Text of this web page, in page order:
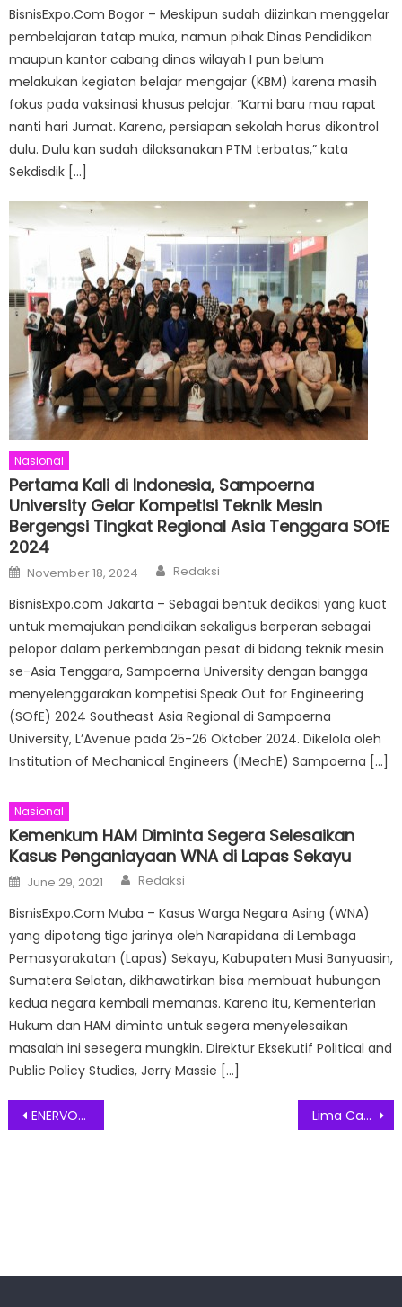
BisnisExpo.Com Bogor – Meskipun sudah diizinkan menggelar
pembelajaran tatap muka, namun pihak Dinas Pendidikan
maupun kantor cabang dinas wilayah I pun belum
melakukan kegiatan belajar mengajar (KBM) karena masih
fokus pada vaksinasi khusus pelajar. “Kami baru mau rapat
nanti hari Jumat. Karena, persiapan sekolah harus dikontrol
dulu. Dulu kan sudah dilaksanakan PTM terbatas,” kata
Sekdisdik […]
Nasional
Pertama Kali di Indonesia, Sampoerna
University Gelar Kompetisi Teknik Mesin
Bergengsi Tingkat Regional Asia Tenggara SOfE
2024
Posted
on
November 18, 2024 Author
Redaksi
BisnisExpo.com Jakarta – Sebagai bentuk dedikasi yang kuat
untuk memajukan pendidikan sekaligus berperan sebagai
pelopor dalam perkembangan pesat di bidang teknik mesin
se-Asia Tenggara, Sampoerna University dengan bangga
menyelenggarakan kompetisi Speak Out for Engineering
(SOfE) 2024 Southeast Asia Regional di Sampoerna
University, L’Avenue pada 25-26 Oktober 2024. Dikelola oleh
Institution of Mechanical Engineers (IMechE) Sampoerna […]
Nasional
Kemenkum HAM Diminta Segera Selesaikan
Kasus Penganiayaan WNA di Lapas Sekayu
Posted
on
June 29, 2021 Author
Redaksi
BisnisExpo.Com Muba – Kasus Warga Negara Asing (WNA)
yang dipotong tiga jarinya oleh Narapidana di Lembaga
Pemasyarakatan (Lapas) Sekayu, Kabupaten Musi Banyuasin,
Sumatera Selatan, dikhawatirkan bisa membuat hubungan
kedua negara kembali memanas. Karena itu, Kementerian
Hukum dan HAM diminta untuk segera menyelesaikan
masalah ini sesegera mungkin. Direktur Eksekutif Political and
Public Policy Studies, Jerry Massie […]
Post
ENERVON-C Dukung Atlet Muda Indonesia Kejar Prestasi di Cabang Atletik Lima Cara Temukan Keseimbangan Hidup dengan Garmin Venu Sq 2